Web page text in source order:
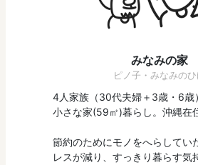
みなみの家
ピノ子・みなみの
4人家族（30代夫婦＋3歳・6歳）
小さな家(59㎡)暮らし。沖縄在
節約のためにモノをへらしてい
レスが減り、すっきり暮らす気